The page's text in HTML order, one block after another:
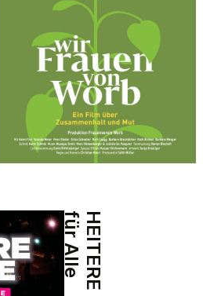
e